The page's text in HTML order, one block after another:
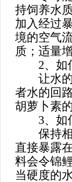
持饲养水
加入经过
境的空气
质；适量
2、如
让水的
者水的回
胡萝卜素
3、如
保持相
直接暴露
料会令锦
当硬度的